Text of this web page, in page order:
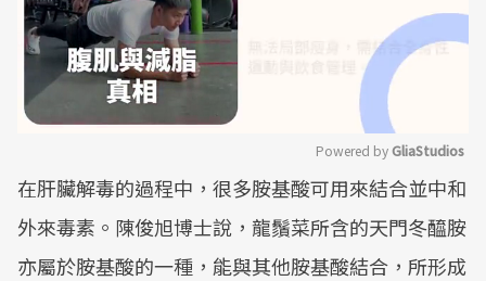
Mute
Powered by GliaStudios
在肝臟解毒的過程中，很多胺基酸可用來結合並中和
外來毒素。陳俊旭博士說，龍鬚菜所含的天門冬醯胺
亦屬於胺基酸的一種，能與其他胺基酸結合，所形成